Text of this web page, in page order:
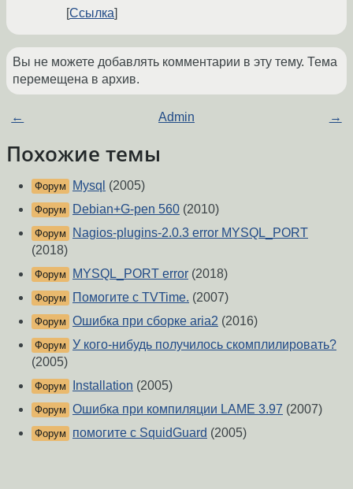
Ссылка
Вы не можете добавлять комментарии в эту тему. Тема
перемещена в архив.
← Admin →
Похожие темы
Форум Mysql (2005)
Форум Debian+G-pen 560 (2010)
Форум
Nagios-plugins-2.0.3 error MYSQL_PORT
(2018)
Форум MYSQL_PORT error (2018)
Форум Помогите с TVTime. (2007)
Форум Ошибка при сборке aria2 (2016)
Форум У кого-нибудь получилось скомплилировать?
(2005)
Форум Installation (2005)
Форум Ошибка при компиляции LAME 3.97 (2007)
Форум помогите с SquidGuard (2005)